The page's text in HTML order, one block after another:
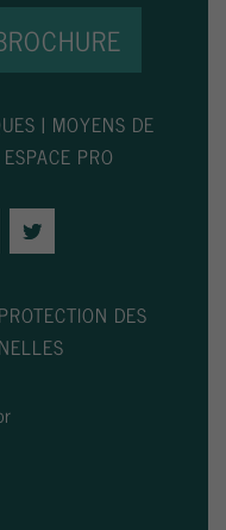
| MOYENS DE
ESPACE PRO
PROTECTION DES